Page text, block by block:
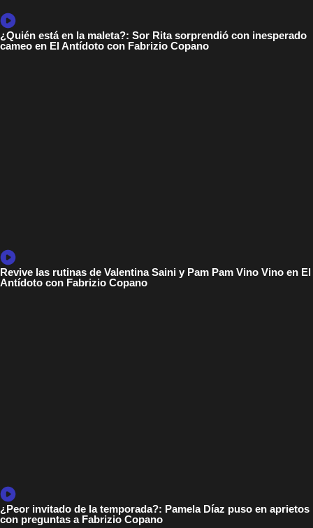
¿Quién está en la maleta?: Sor Rita sorprendió con inesperado
cameo en El Antídoto con Fabrizio Copano
Revive las rutinas de Valentina Saini y Pam Pam Vino Vino en El
Antídoto con Fabrizio Copano
¿Peor invitado de la temporada?: Pamela Díaz puso en aprietos
con preguntas a Fabrizio Copano